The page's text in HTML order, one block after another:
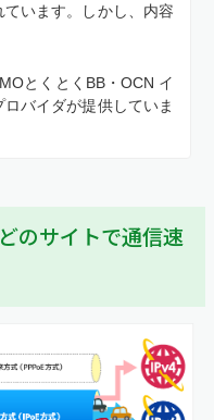
います。しかし、内容
とくとくBB・OCN イ
バイダが提供していま
のサイトで通信速